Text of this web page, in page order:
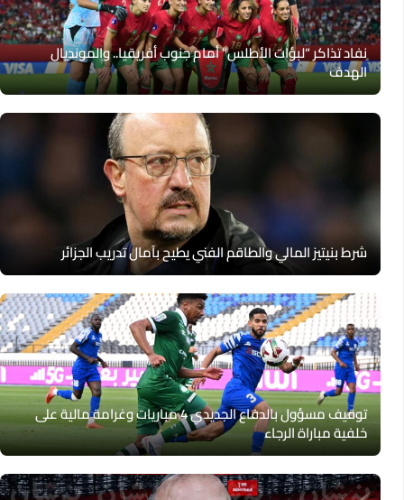
نفاد تذاكر “لبؤات الأطلس” أمام جنوب أفريقيا.. والمونديال
الهدف
شرط بنيتيز المالي والطاقم الفني يطيح بآمال تدريب الجزائر
توقيف مسؤول بالدفاع الجديدي 4 مباريات وغرامة مالية على
خلفية مباراة الرجاء